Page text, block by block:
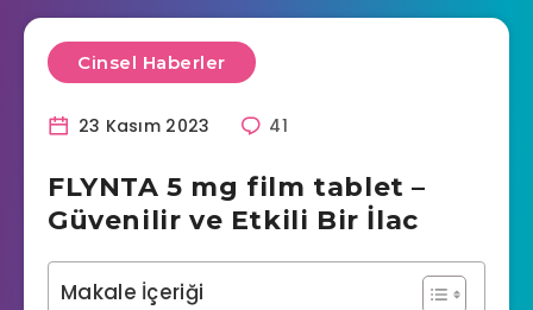
Cinsel Haberler
23 Kasım 2023 41
FLYNTA 5 mg film tablet –
Güvenilir ve Etkili Bir İlac
Makale İçeriği